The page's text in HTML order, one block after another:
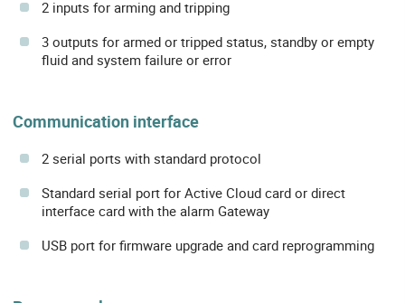
2 inputs for arming and tripping
3 outputs for armed or tripped status, standby or empty
fluid and system failure or error
Communication interface
2 serial ports with standard protocol
Standard serial port for Active Cloud card or direct
interface card with the alarm Gateway
USB port for firmware upgrade and card reprogramming